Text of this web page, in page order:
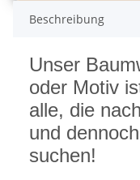
Beschreibung
Unser
oder Motiv
alle, die
und
suchen!